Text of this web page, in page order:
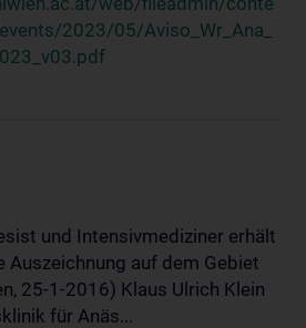
2023/05/Aviso_Wr_Ana_
und Intensivmediziner erhält
Auszeichnung auf dem Gebiet
25-1-2016) Klaus Ulrich Klein
für Anäs...